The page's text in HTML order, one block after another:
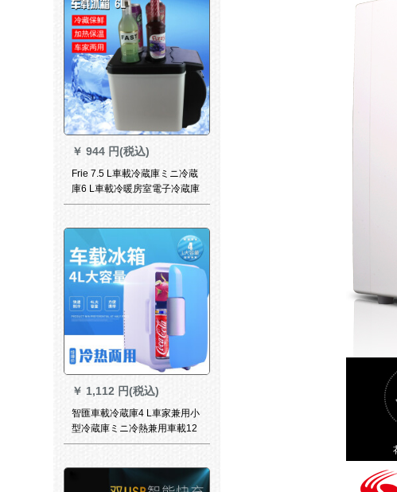
￥ 944 円(税込)
Frie 7.5 L車載冷蔵庫ミニ冷蔵
庫6 L車載冷暖房室電子冷蔵庫
車用冷蔵庫保温6 L車用車載専
￥ 1,112 円(税込)
智匯車載冷蔵庫4 L車家兼用小
型冷蔵庫ミニ冷熱兼用車載12
v冷蔵庫冷暖房室4 Lミニ冷蔵